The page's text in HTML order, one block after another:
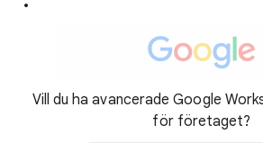
Vill du ha avancerade Google
för företaget?